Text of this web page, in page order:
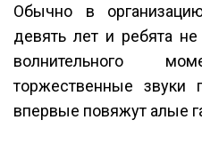
Обычно в
девять лет и ребята
волнительного
торжественные звуки
впервые повяжут алые